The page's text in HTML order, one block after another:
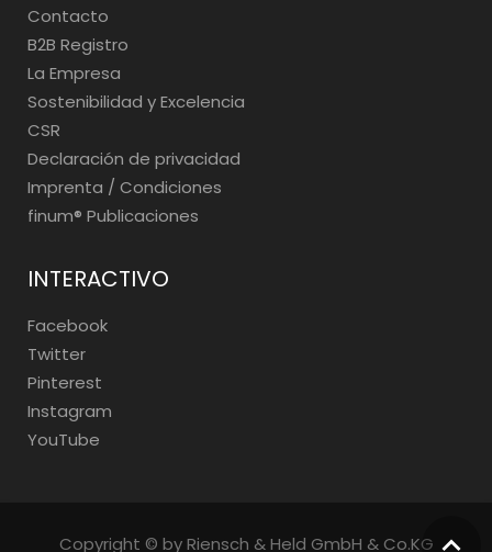
Contacto
B2B Registro
La Empresa
Sostenibilidad y Excelencia
CSR
Declaración de privacidad
Imprenta / Condiciones
finum®️ Publicaciones
INTERACTIVO
Facebook
Twitter
Pinterest
Instagram
YouTube
Copyright © by Riensch & Held GmbH & Co.KG